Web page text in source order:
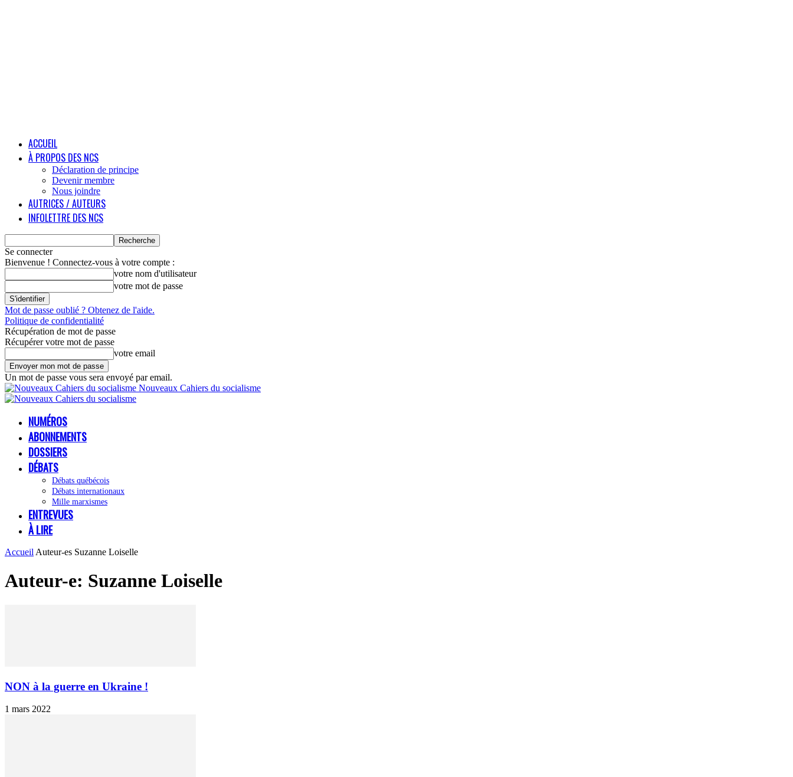
ACCUEIL
À PROPOS DES NCS
Déclaration de principe
Devenir membre
Nous joindre
AUTRICES / AUTEURS
INFOLETTRE DES NCS
Se connecter
Bienvenue ! Connectez-vous à votre compte :
votre nom d'utilisateur
votre mot de passe
Mot de passe oublié ? Obtenez de l'aide.
Politique de confidentialité
Récupération de mot de passe
Récupérer votre mot de passe
votre email
Un mot de passe vous sera envoyé par email.
Nouveaux Cahiers du socialisme
NUMÉROS
ABONNEMENTS
DOSSIERS
DÉBATS
Débats québécois
Débats internationaux
Mille marxismes
ENTREVUES
À LIRE
Accueil Auteur-es Suzanne Loiselle
Auteur-e: Suzanne Loiselle
NON à la guerre en Ukraine !
1 mars 2022